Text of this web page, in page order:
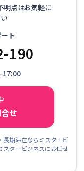
明点はお気軽に
ト
190
17:00
せ
長期滞在ならミスタービ
タービジネスにお任せ